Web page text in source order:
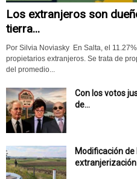
Los extranjeros son
tierra...
Por Silvia Noviasky En Salta, el
propietarios extranjeros. Se trata de
del promedio...
Con los votos
de...
Modificación
extranjerización